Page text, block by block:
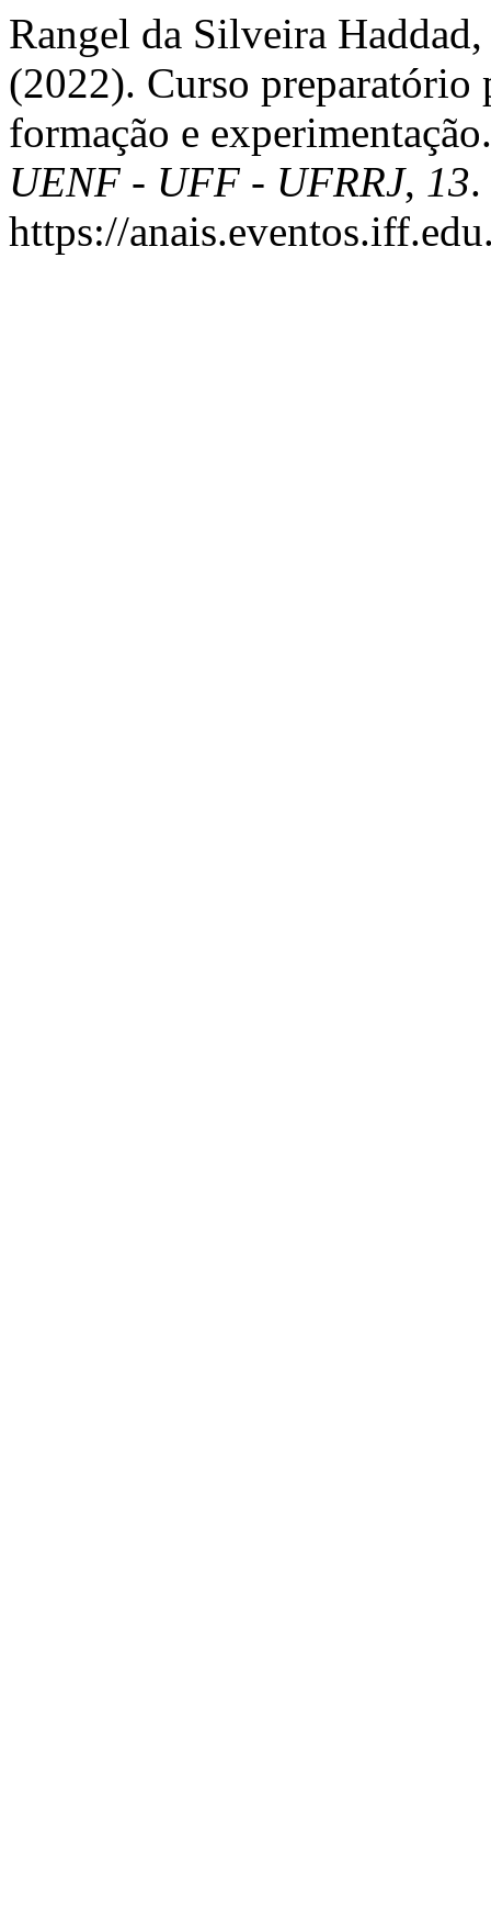
Rangel da Silveira
(2022). Curso preparatório
formação e
UENF - UFF - UFRRJ, 13
https://